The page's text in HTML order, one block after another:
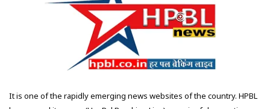
It is one of the rapidly emerging news websites of the country. HPBL